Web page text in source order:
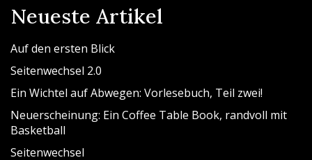
Neueste Artikel
Auf den ersten Blick
Seitenwechsel 2.0
Ein Wichtel auf Abwegen: Vorlesebuch, Teil zwei!
Neuerscheinung: Ein Coffee Table Book, randvoll mit
Basketball
Seitenwechsel